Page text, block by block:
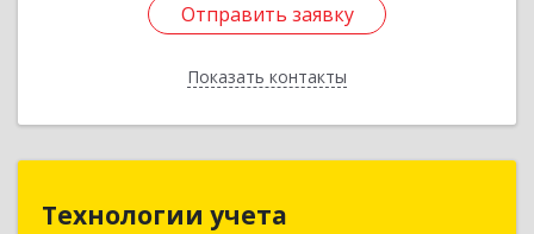
Отправить заявку
Показать контакты
Отправить заявку
Назад
Технологии учета